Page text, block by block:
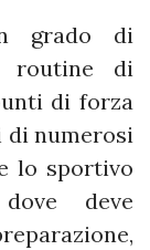
grado di
routine di
di forza
di numerosi
lo sportivo
deve